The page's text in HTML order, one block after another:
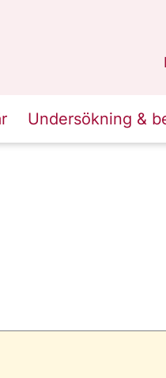
Undersökning &